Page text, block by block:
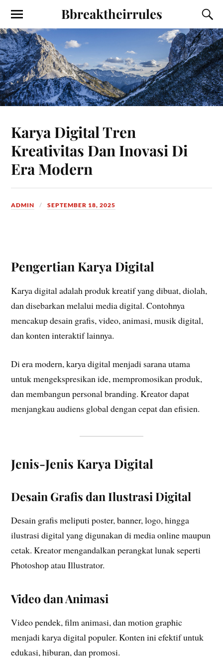
Bbreaktheirrules
Karya Digital Tren
Kreativitas Dan Inovasi Di
Era Modern
ADMIN SEPTEMBER 18, 2025
Pengertian Karya Digital
Karya digital adalah produk kreatif yang dibuat, diolah,
dan disebarkan melalui media digital. Contohnya
mencakup desain grafis, video, animasi, musik digital,
dan konten interaktif lainnya.
Di era modern, karya digital menjadi sarana utama
untuk mengekspresikan ide, mempromosikan produk,
dan membangun personal branding. Kreator dapat
menjangkau audiens global dengan cepat dan efisien.
Jenis-Jenis Karya Digital
Desain Grafis dan Ilustrasi Digital
Desain grafis meliputi poster, banner, logo, hingga
ilustrasi digital yang digunakan di media online maupun
cetak. Kreator mengandalkan perangkat lunak seperti
Photoshop atau Illustrator.
Video dan Animasi
Video pendek, film animasi, dan motion graphic
menjadi karya digital populer. Konten ini efektif untuk
edukasi, hiburan, dan promosi.